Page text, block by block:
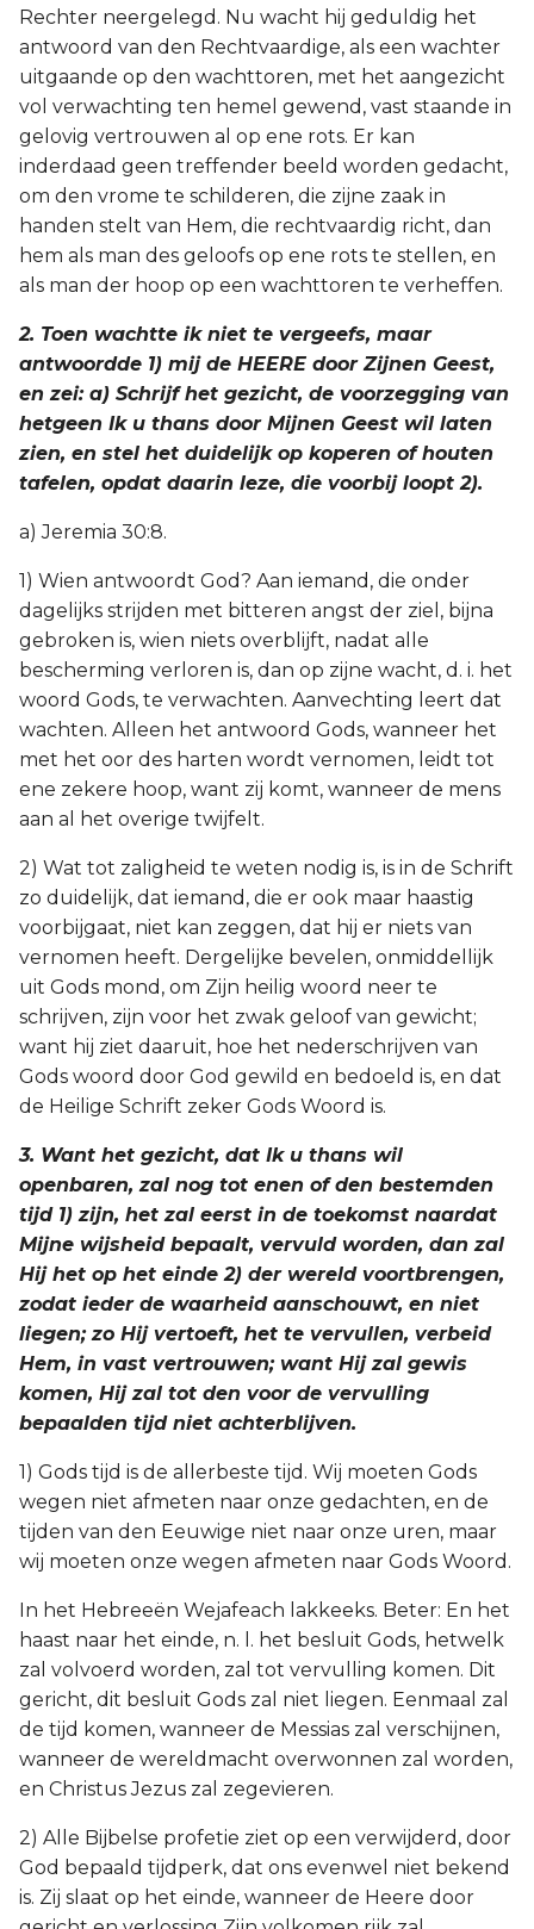
Rechter neergelegd. Nu wacht hij geduldig het
antwoord van den Rechtvaardige, als een wachter
uitgaande op den wachttoren, met het aangezicht
vol verwachting ten hemel gewend, vast staande in
gelovig vertrouwen al op ene rots. Er kan
inderdaad geen treffender beeld worden gedacht,
om den vrome te schilderen, die zijne zaak in
handen stelt van Hem, die rechtvaardig richt, dan
hem als man des geloofs op ene rots te stellen, en
als man der hoop op een wachttoren te verheffen.
2. Toen wachtte ik niet te vergeefs, maar
antwoordde 1) mij de HEERE door Zijnen Geest,
en zei: a) Schrijf het gezicht, de voorzegging van
hetgeen Ik u thans door Mijnen Geest wil laten
zien, en stel het duidelijk op koperen of houten
tafelen, opdat daarin leze, die voorbij loopt 2).
a) Jeremia 30:8.
1) Wien antwoordt God? Aan iemand, die onder
dagelijks strijden met bitteren angst der ziel, bijna
gebroken is, wien niets overblijft, nadat alle
bescherming verloren is, dan op zijne wacht, d. i. het
woord Gods, te verwachten. Aanvechting leert dat
wachten. Alleen het antwoord Gods, wanneer het
met het oor des harten wordt vernomen, leidt tot
ene zekere hoop, want zij komt, wanneer de mens
aan al het overige twijfelt.
2) Wat tot zaligheid te weten nodig is, is in de Schrift
zo duidelijk, dat iemand, die er ook maar haastig
voorbijgaat, niet kan zeggen, dat hij er niets van
vernomen heeft. Dergelijke bevelen, onmiddellijk
uit Gods mond, om Zijn heilig woord neer te
schrijven, zijn voor het zwak geloof van gewicht;
want hij ziet daaruit, hoe het nederschrijven van
Gods woord door God gewild en bedoeld is, en dat
de Heilige Schrift zeker Gods Woord is.
3. Want het gezicht, dat Ik u thans wil
openbaren, zal nog tot enen of den bestemden
tijd 1) zijn, het zal eerst in de toekomst naardat
Mijne wijsheid bepaalt, vervuld worden, dan zal
Hij het op het einde 2) der wereld voortbrengen,
zodat ieder de waarheid aanschouwt, en niet
liegen; zo Hij vertoeft, het te vervullen, verbeid
Hem, in vast vertrouwen; want Hij zal gewis
komen, Hij zal tot den voor de vervulling
bepaalden tijd niet achterblijven.
1) Gods tijd is de allerbeste tijd. Wij moeten Gods
wegen niet afmeten naar onze gedachten, en de
tijden van den Eeuwige niet naar onze uren, maar
wij moeten onze wegen afmeten naar Gods Woord.
In het Hebreeën Wejafeach lakkeeks. Beter: En het
haast naar het einde, n. l. het besluit Gods, hetwelk
zal volvoerd worden, zal tot vervulling komen. Dit
gericht, dit besluit Gods zal niet liegen. Eenmaal zal
de tijd komen, wanneer de Messias zal verschijnen,
wanneer de wereldmacht overwonnen zal worden,
en Christus Jezus zal zegevieren.
2) Alle Bijbelse profetie ziet op een verwijderd, door
God bepaald tijdperk, dat ons evenwel niet bekend
is. Zij slaat op het einde, wanneer de Heere door